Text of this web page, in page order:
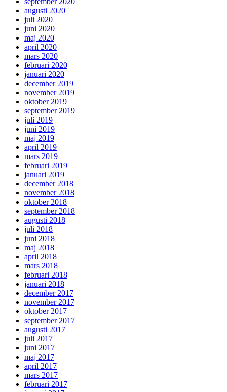
augusti 2020
juli 2020
juni 2020
maj 2020
april 2020
mars 2020
februari 2020
januari 2020
december 2019
november 2019
oktober 2019
september 2019
juli 2019
juni 2019
maj 2019
april 2019
mars 2019
februari 2019
januari 2019
december 2018
november 2018
oktober 2018
september 2018
augusti 2018
juli 2018
juni 2018
maj 2018
april 2018
mars 2018
februari 2018
januari 2018
december 2017
november 2017
oktober 2017
september 2017
augusti 2017
juli 2017
juni 2017
maj 2017
april 2017
mars 2017
februari 2017